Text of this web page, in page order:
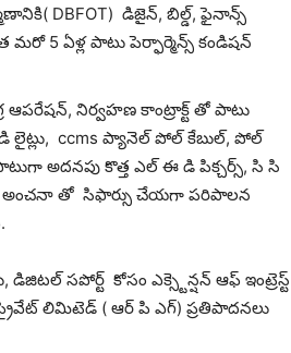
DBFOT) డిజైన్, బిల్డ్, ఫైనాన్స్
5 ఏళ్ల పాటు పెర్ఫార్మెన్స్ కండిషన్
ఆపరేషన్, నిర్వహణ కాంట్రాక్ట్ తో పాటు
లైట్లు, ccms ప్యానెల్ పోల్ కేబుల్, పోల్
అదనపు కొత్త ఎల్ ఈ డి పిక్చర్స్, సి సి
అంచనా తో సిఫార్సు చేయగా పరిపాలన
సపోర్ట్ కోసం ఎక్స్టెన్షన్ ఆఫ్ ఇంట్రెస్ట్
ప్రైవేట్ లిమిటెడ్ ( ఆర్ పి ఎగ్) ప్రతిపాదనలు